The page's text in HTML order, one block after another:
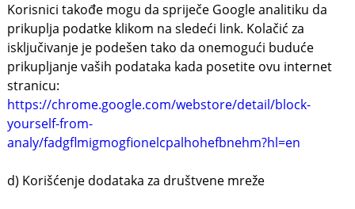
Korisnici takođe mogu da spriječe Google analitiku da
prikuplja podatke klikom na sledeći link. Kolačić za
isključivanje je podešen tako da onemogući buduće
prikupljanje vaših podataka kada posetite ovu internet
stranicu:
https://chrome.google.com/webstore/detail/block-
yourself-from-
analy/fadgflmigmogfionelcpalhohefbnehm?hl=en
d) Korišćenje dodataka za društvene mreže